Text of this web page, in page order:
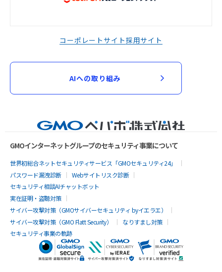
コーポレートサイト採用サイト
AIへの取り組み
GMOインターネットグループのセキュリティ事業について
世界初総合ネットセキュリティサービス「GMOセキュリティ24」
パスワード漏洩診断
Webサイトリスク診断
セキュリティ相談AIチャットボット
実在証明・盗聴対策
サイバー攻撃対策（GMOサイバーセキュリティ byイエラエ）
サイバー攻撃対策（GMO Flatt Security）
なりすまし対策
セキュリティ事業の軌跡